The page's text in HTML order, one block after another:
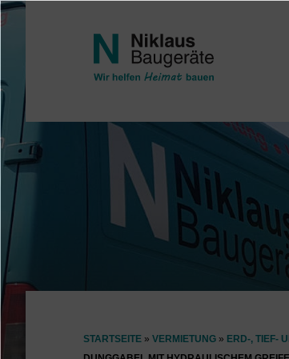
Direkt zum Inhalt
STARTSEITE VERMIETUNG ERD-, TIEF-